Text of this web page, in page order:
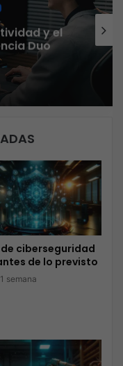
Ciberseguridad
de las empresas en
que el phishing
funcionando
de ciberseguridad
de lo previsto
semana